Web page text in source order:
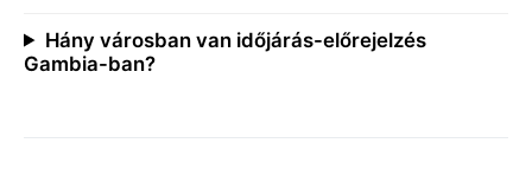
Hány városban van időjárás-előrejelzés
Gambia-ban?